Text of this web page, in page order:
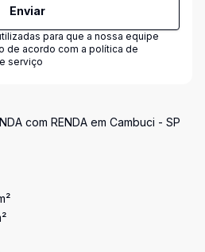
Enviar
para que a nossa equipe
de acordo com a política de
serviço
com RENDA em Cambuci - SP